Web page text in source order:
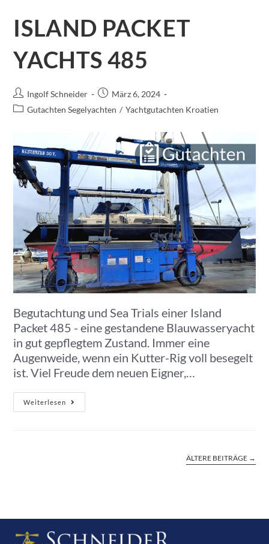
ISLAND PACKET
YACHTS 485
Ingolf Schneider
März 6, 2024
Gutachten Segelyachten / Yachtgutachten Kroatien
Begutachtung und Sea Trials einer Island
Packet 485 - eine gestandene Blauwasseryacht
in gut gepflegtem Zustand. Immer eine
Augenweide, wenn ein Kutter-Rig voll besegelt
ist. Viel Freude dem neuen Eigner,…
Weiterlesen
ÄLTERE BEITRÄGE →